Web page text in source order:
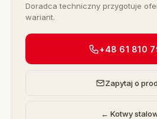
Doradca techniczny przygotuje
wariant.
+48 61 810
Zapytaj o
← Kotwy